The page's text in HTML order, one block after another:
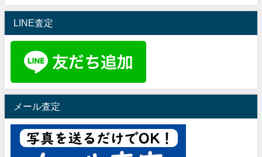
LINE査定
メール査定